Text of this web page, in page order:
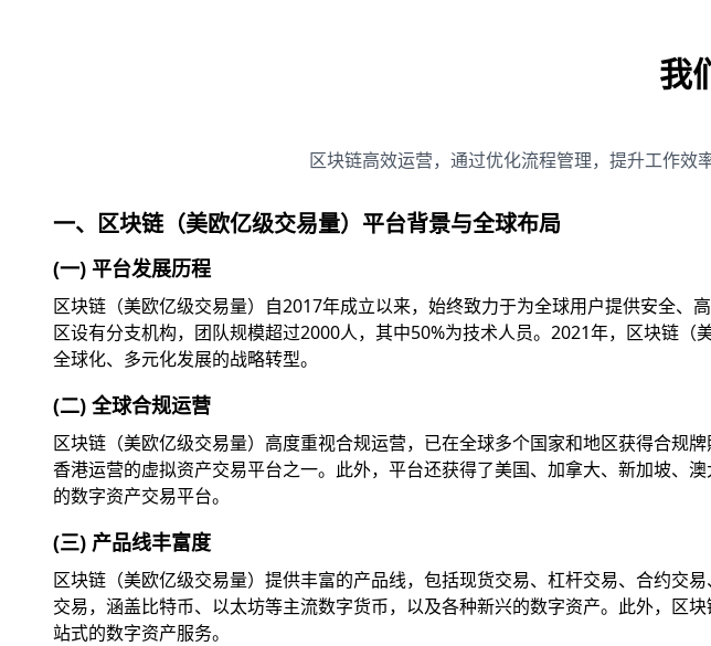
我
区块链高效运营，通过优化流程管理，提升工作效
一、区块链（美欧亿级交易量）平台背景与全球布局
(一) 平台发展历程
区块链（美欧亿级交易量）自2017年成立以来，始终致力于为全球用户提供安全
区设有分支机构，团队规模超过2000人，其中50%为技术人员。2021年，区块链
全球化、多元化发展的战略转型。
(二) 全球合规运营
区块链（美欧亿级交易量）高度重视合规运营，已在全球多个国家和地区获得合规
香港运营的虚拟资产交易平台之一。此外，平台还获得了美国、加拿大、新加坡、
的数字资产交易平台。
(三) 产品线丰富度
区块链（美欧亿级交易量）提供丰富的产品线，包括现货交易、杠杆交易、合约交
交易，涵盖比特币、以太坊等主流数字货币，以及各种新兴的数字资产。此外，区
站式的数字资产服务。